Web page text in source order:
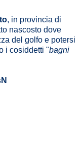
, in provincia di
nascosto dove
del golfo e potersi
i cosiddetti "bagni